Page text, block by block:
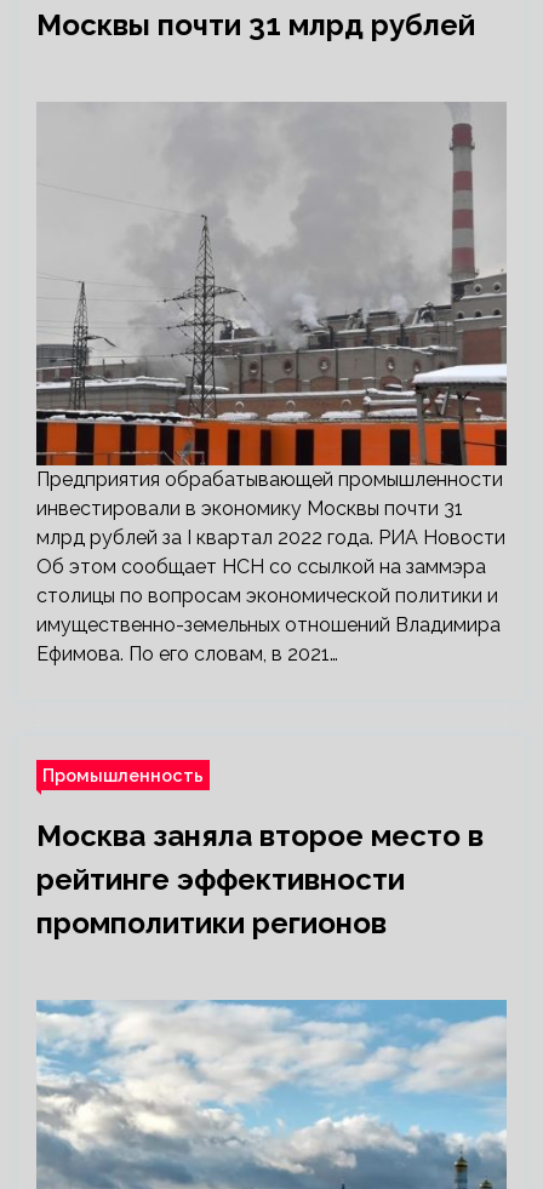
Москвы почти 31 млрд рублей
Предприятия обрабатывающей промышленности
инвестировали в экономику Москвы почти 31
млрд рублей за I квартал 2022 года. РИА Новости
Об этом сообщает НСН со ссылкой на заммэра
столицы по вопросам экономической политики и
имущественно-земельных отношений Владимира
Ефимова. По его словам, в 2021…
Промышленность
Москва заняла второе место в
рейтинге эффективности
промполитики регионов